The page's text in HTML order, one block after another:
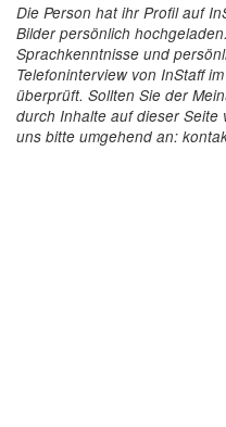
Die Person hat ihr Profil auf
Bilder persönlich
Sprachkenntnisse und
Telefoninterview von InStaff
überprüft. Sollten Sie der
durch Inhalte auf dieser
uns bitte umgehend an: